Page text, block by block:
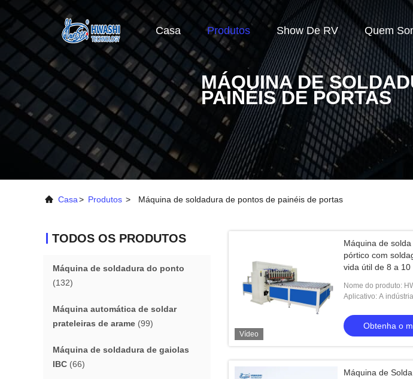
Casa Produtos Show De RV Quem
MÁQUINA DE
PAINÉIS DE PORTAS
Casa> Produtos > Máquina de soldadura de pontos de painéis de portas
TODOS OS PRODUTOS
Máquina de soldadura do ponto
(132)
Máquina automática de soldar
prateleiras de arame (99)
Máquina de soldadura de gaiolas
IBC (66)
Vídeo
Máquina de
pórtico com
vida útil de 8 a 10
Nome do produto:
Preço e Alta
Aplicativo: A
posição dominante
Obtenha o
Máquina de